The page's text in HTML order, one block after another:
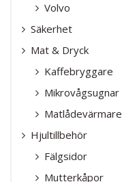
Volvo
Säkerhet
Mat & Dryck
Kaffebryggare
Mikrovågsugnar
Matlådevärmare
Hjultillbehör
Fälgsidor
Mutterkåpor